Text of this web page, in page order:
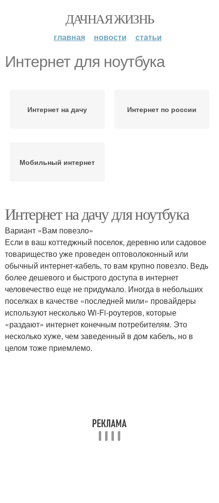
ДАЧНАЯ ЖИЗНЬ
главная новости статьи
Интернет для ноутбука
Интернет на дачу Интернет по россии
Мобильный интернет
Интернет на дачу для ноутбука
Вариант «Вам повезло»
Если в ваш коттеджный поселок, деревню или садовое
товарищество уже проведен оптоволоконный или
обычный интернет-кабель, то вам крупно повезло. Ведь
более дешевого и быстрого доступа в интернет
человечество еще не придумало. Иногда в небольших
поселках в качестве «последней мили» провайдеры
используют несколько Wi-Fi-роутеров, которые
«раздают» интернет конечным потребителям. Это
несколько хуже, чем заведенный в дом кабель, но в
целом тоже приемлемо.